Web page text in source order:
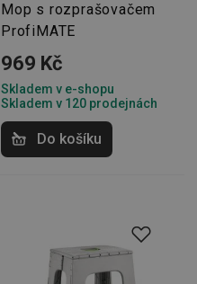
Mop s rozprašovačem
ProfiMATE
969 Kč
Skladem v e-shopu
Skladem v 120 prodejnách
Do košíku